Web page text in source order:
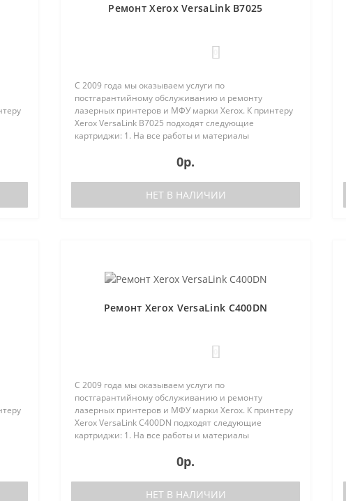
Ремонт Xerox VersaLink B7025
С 2009 года мы оказываем услуги по
постгарантийному обслуживанию и ремонту
лазерных принтеров и МФУ марки Xerox. К принтеру
Xerox VersaLink B7025 подходят следующие
картриджи: 1. На все работы и материалы
0р.
НЕТ В НАЛИЧИИ
Ремонт Xerox VersaLink C400DN
С 2009 года мы оказываем услуги по
постгарантийному обслуживанию и ремонту
лазерных принтеров и МФУ марки Xerox. К принтеру
Xerox VersaLink C400DN подходят следующие
картриджи: 1. На все работы и материалы
0р.
НЕТ В НАЛИЧИИ